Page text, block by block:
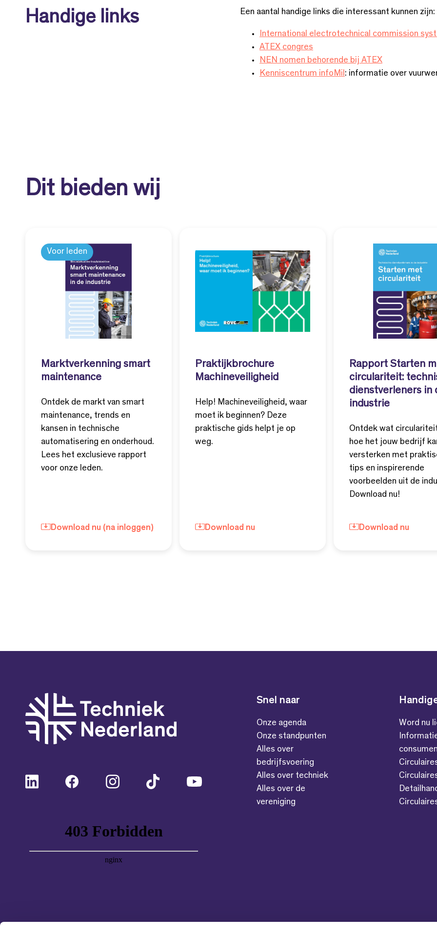
Handige links Een aantal handige links die interessant kunnen zijn:
International electrotechnical commission
ATEX congres
NEN nomen behorende bij ATEX
Kenniscentrum infoMil: informatie over
Dit bieden wij
Voor leden
Marktverkenning smart
maintenance
Ontdek de markt van smart
maintenance, trends en
kansen in technische
automatisering en onderhoud.
Lees het exclusieve rapport
voor onze leden.
Download nu (na inloggen)
Praktijkbrochure
Machineveiligheid
Help! Machineveiligheid, waar
moet ik beginnen? Deze
praktische gids helpt je op
weg.
Download nu
Rapport Starten
circulariteit:
dienstverleners in
industrie
Ontdek wat
hoe het jouw bedrijf
versterken met
tips en inspirerende
voorbeelden uit de
Download nu!
Download nu
Snel naar
Onze agenda
Onze standpunten
Alles over
bedrijfsvoering
Alles over techniek
Alles over de
vereniging
Word nu